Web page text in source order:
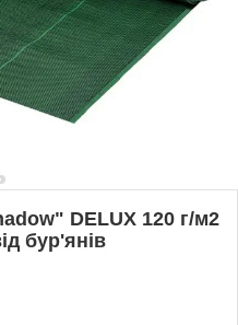
DELUX 120 г/м2
бур'янів